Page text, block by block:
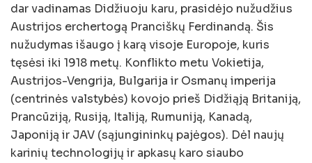
dar vadinamas Didžiuoju karu, prasidėjo nužudžius
Austrijos erchertogą Pranciškų Ferdinandą. Šis
nužudymas išaugo į karą visoje Europoje, kuris
tęsėsi iki 1918 metų. Konflikto metu Vokietija,
Austrijos-Vengrija, Bulgarija ir Osmanų imperija
(centrinės valstybės) kovojo prieš Didžiąją Britaniją,
Prancūziją, Rusiją, Italiją, Rumuniją, Kanadą,
Japoniją ir JAV (sąjungininkų pajėgos). Dėl naujų
karinių technologijų ir apkasų karo siaubo